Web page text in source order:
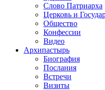
Слово Патриарха
Церковь и
Общество
Конфессии
Видео
Архипастырь
Биография
Послания
Встречи
Визиты